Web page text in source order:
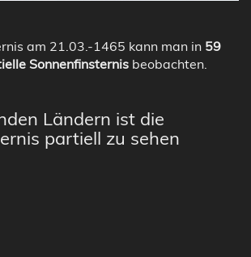
am 21.03.-1465 kann man in 59
Sonnenfinsternis beobachten.
Ländern ist die
partiell zu sehen